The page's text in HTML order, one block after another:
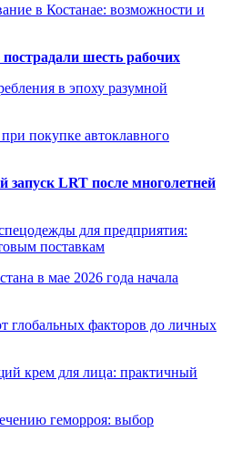
в Костанае: возможности и
шесть рабочих
в эпоху разумной
покупке автоклавного
запуск LRT после многолетней
для предприятия:
поставкам
в мае 2026 года начала
глобальных факторов до личных
крем для лица: практичный
геморроя: выбор